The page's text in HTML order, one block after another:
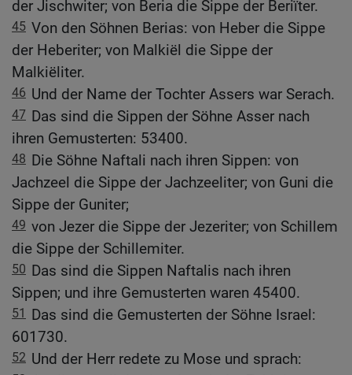
der Jischwiter; von Beria die Sippe der Beriïter.
45 Von den Söhnen Berias: von Heber die Sippe
der Heberiter; von Malkiël die Sippe der
Malkiëliter.
46 Und der Name der Tochter Assers war Serach.
47 Das sind die Sippen der Söhne Asser nach
ihren Gemusterten: 53400.
48 Die Söhne Naftali nach ihren Sippen: von
Jachzeel die Sippe der Jachzeeliter; von Guni die
Sippe der Guniter;
49 von Jezer die Sippe der Jezeriter; von Schillem
die Sippe der Schillemiter.
50 Das sind die Sippen Naftalis nach ihren
Sippen; und ihre Gemusterten waren 45400.
51 Das sind die Gemusterten der Söhne Israel:
601730.
52 Und der Herr redete zu Mose und sprach: